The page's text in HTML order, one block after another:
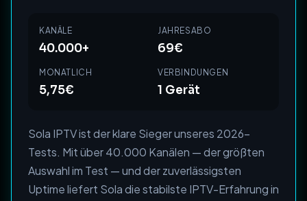
KANÄLE
40.000+
JAHRESABO
69€
MONATLICH
5,75€
VERBINDUNGEN
1 Gerät
Sola IPTV ist der klare Sieger unseres 2026-
Tests. Mit über 40.000 Kanälen — der größten
Auswahl im Test — und der zuverlässigsten
Uptime liefert Sola die stabilste IPTV-Erfahrung in